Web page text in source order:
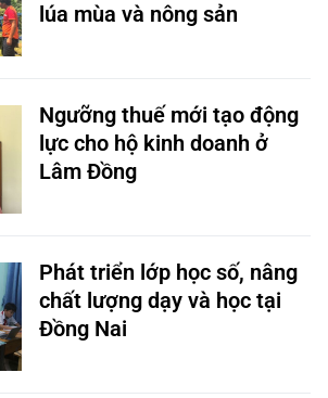
lúa mùa và nông sản
Ngưỡng thuế mới tạo động
lực cho hộ kinh doanh ở
Lâm Đồng
Phát triển lớp học số, nâng
chất lượng dạy và học tại
Đồng Nai